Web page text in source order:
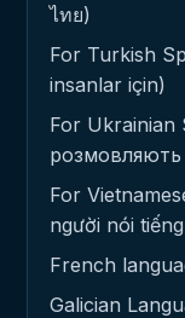
ไทย)
For Turkish
insanlar için)
For Ukrainian
розмовляють
For
người nói
French
Galician